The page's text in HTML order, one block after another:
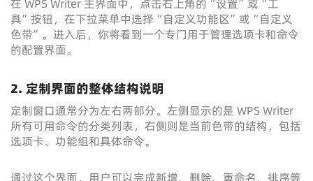
在 WPS Writer 主界面中，点击右上角的“设置”或“工
具”按钮，在下拉菜单中选择“自定义功能区”或“自定义
色带”。进入后，你将看到一个专门用于管理选项卡和命令
的配置界面。
2. 定制界面的整体结构说明
定制窗口通常分为左右两部分。左侧显示的是 WPS Writer
所有可用命令的分类列表，右侧则是当前色带的结构，包括
选项卡、功能组和具体命令。
通过这个界面，用户可以完成新增、删除、重命名、排序等